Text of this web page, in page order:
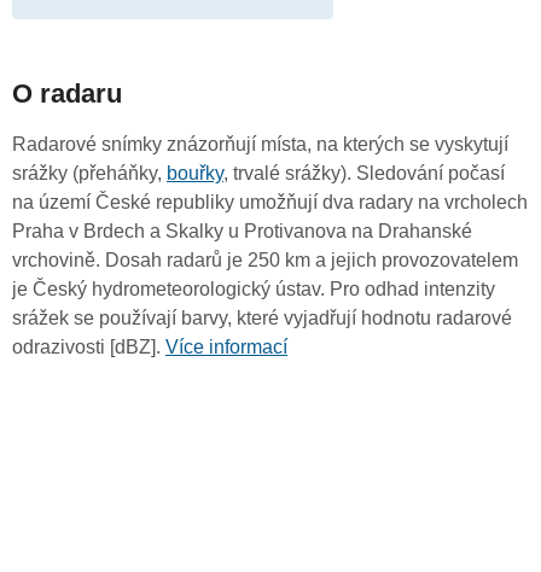
O radaru
Radarové snímky znázorňují místa, na kterých se vyskytují
srážky (přeháňky, bouřky, trvalé srážky). Sledování počasí
na území České republiky umožňují dva radary na vrcholech
Praha v Brdech a Skalky u Protivanova na Drahanské
vrchovině. Dosah radarů je 250 km a jejich provozovatelem
je Český hydrometeorologický ústav. Pro odhad intenzity
srážek se používají barvy, které vyjadřují hodnotu radarové
odrazivosti [dBZ]. Více informací